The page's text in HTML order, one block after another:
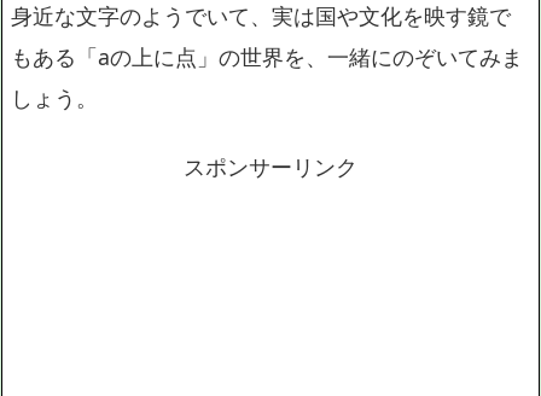
身近な文字のようでいて、実は国や文化を映す鏡で
もある「aの上に点」の世界を、一緒にのぞいてみま
しょう。
スポンサーリンク